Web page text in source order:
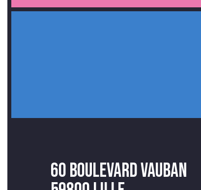
60 Boulevard Vauban